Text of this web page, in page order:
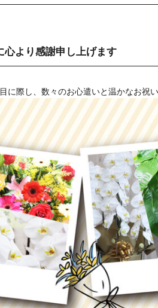
心より感謝申し上げます
に際し、数々のお心遣いと温かなお祝